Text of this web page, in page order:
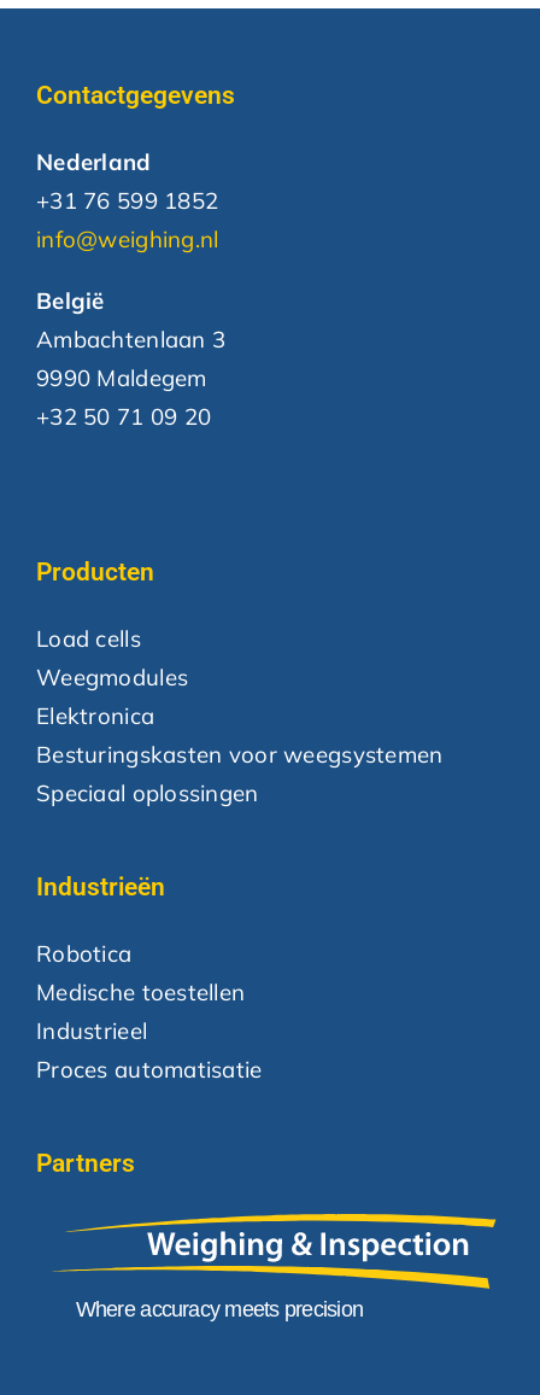
Contactgegevens
Nederland
+31 76 599 1852
info@weighing.nl
België
Ambachtenlaan 3
9990 Maldegem
+32 50 71 09 20
Producten
Load cells
Weegmodules
Elektronica
Besturingskasten voor weegsystemen
Speciaal oplossingen
Industrieën
Robotica
Medische toestellen
Industrieel
Proces automatisatie
Partners